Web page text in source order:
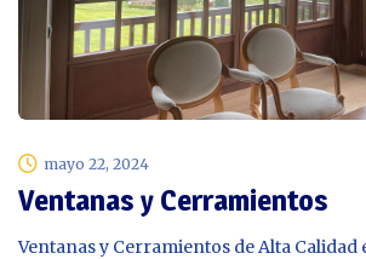
mayo 22, 2024
Ventanas y Cerramientos
Ventanas y Cerramientos de Alta Calidad